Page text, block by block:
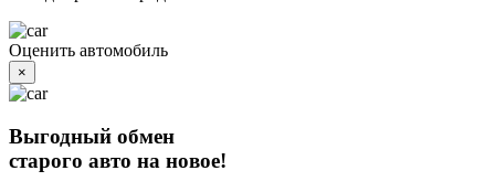
Оценить автомобиль
×
Выгодный обмен
старого авто на новое!